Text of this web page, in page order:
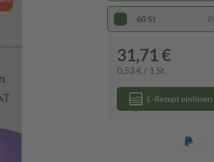
60 St
31,71 €
0,53 € / 1 St
E-Rezept einlösen